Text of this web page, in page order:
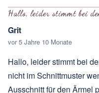
Hallo, leider stimmt bei
Grit
vor 5 Jahre 10 Monate
Hallo, leider stimmt bei
nicht im Schnittmuster
Ausschnitt für den Ärmel